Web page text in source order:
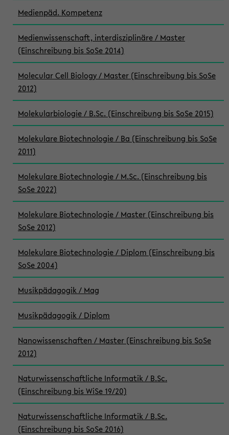
Medienpäd. Kompetenz
Medienwissenschaft, interdisziplinäre / Master
(Einschreibung bis SoSe 2014)
Molecular Cell Biology / Master (Einschreibung bis SoSe
2012)
Molekularbiologie / B.Sc. (Einschreibung bis SoSe 2015)
Molekulare Biotechnologie / Ba (Einschreibung bis SoSe
2011)
Molekulare Biotechnologie / M.Sc. (Einschreibung bis
SoSe 2022)
Molekulare Biotechnologie / Master (Einschreibung bis
SoSe 2012)
Molekulare Biotechnologie / Diplom (Einschreibung bis
SoSe 2004)
Musikpädagogik / Mag
Musikpädagogik / Diplom
Nanowissenschaften / Master (Einschreibung bis SoSe
2012)
Naturwissenschaftliche Informatik / B.Sc.
(Einschreibung bis WiSe 19/20)
Naturwissenschaftliche Informatik / B.Sc.
(Einschreibung bis SoSe 2016)